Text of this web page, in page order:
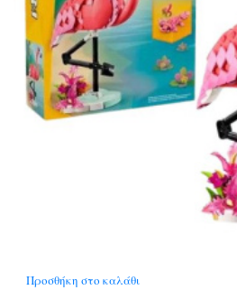
Προσθήκη στο καλάθι